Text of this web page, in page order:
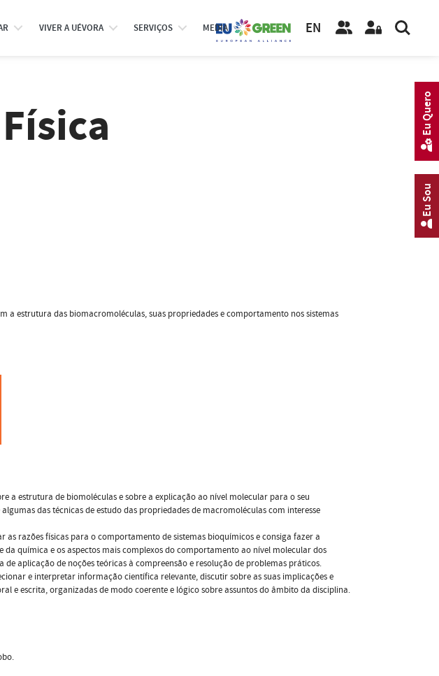
VIVER A UÉVORA SERVIÇOS MEDIA EN
a estrutura das biomacromoléculas, suas propriedades e comportamento nos sistemas
a estrutura de biomoléculas e sobre a explicação ao nível molecular para o seu
das técnicas de estudo das propriedades de macromoléculas com interesse
as razões físicas para o comportamento de sistemas bioquímicos e consiga fazer a
química e os aspectos mais complexos do comportamento ao nível molecular dos
de aplicação de noções teóricas à compreensão e resolução de problemas práticos.
e interpretar informação científica relevante, discutir sobre as suas implicações e
e escrita, organizadas de modo coerente e lógico sobre assuntos do âmbito da disciplina.
Eu Sou
Eu Quero